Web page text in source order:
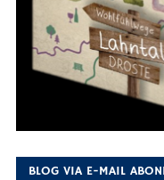
BLOG VIA E-MAIL